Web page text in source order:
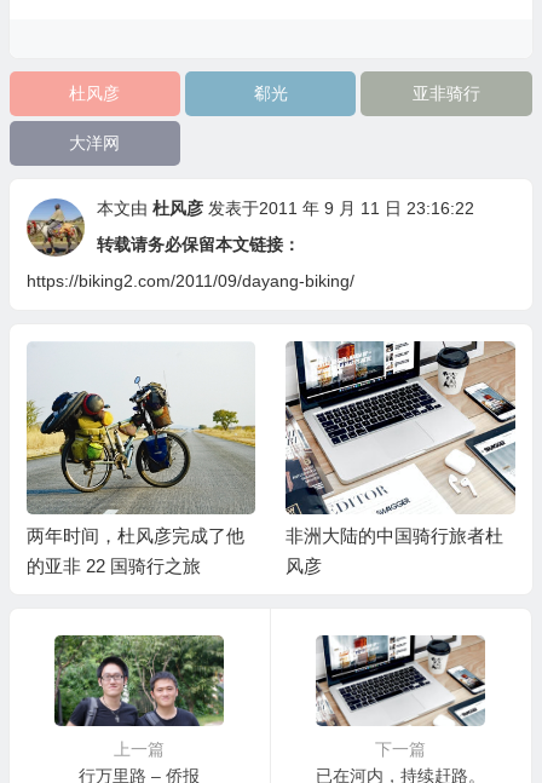
杜风彦 郗光 亚非骑行
大洋网
本文由 杜风彦 发表于2011 年 9 月 11 日 23:16:22
转载请务必保留本文链接：
https://biking2.com/2011/09/dayang-biking/
两年时间，杜风彦完成了他
的亚非 22 国骑行之旅
非洲大陆的中国骑行旅者杜
风彦
上一篇
行万里路 – 侨报
下一篇
已在河内，持续赶路。